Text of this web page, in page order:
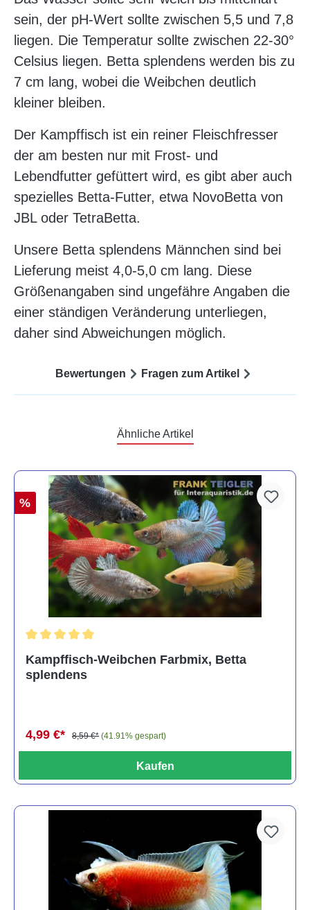
sein, der pH-Wert sollte zwischen 5,5 und 7,8
liegen. Die Temperatur sollte zwischen 22-30°
Celsius liegen. Betta splendens werden bis zu
7 cm lang, wobei die Weibchen deutlich
kleiner bleiben.
Der Kampffisch ist ein reiner Fleischfresser
der am besten nur mit Frost- und
Lebendfutter gefüttert wird, es gibt aber auch
spezielles Betta-Futter, etwa NovoBetta von
JBL oder TetraBetta.
Unsere Betta splendens Männchen sind bei
Lieferung meist 4,0-5,0 cm lang. Diese
Größenangaben sind ungefähre Angaben die
einer ständigen Veränderung unterliegen,
daher sind Abweichungen möglich.
Bewertungen Fragen zum Artikel
Ähnliche Artikel
%
Kampffisch-Weibchen Farbmix, Betta
splendens
4,99 €* 8,59 €* (41.91% gespart)
Kaufen